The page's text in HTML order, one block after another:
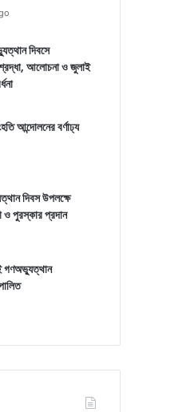
দিবসে
আলোচনা ও জুলাই
আন্দোলনের বর্ণাঢ্য
দিবস উপলক্ষে
ও পুরস্কার প্রদান
গণঅভ্যুত্থান